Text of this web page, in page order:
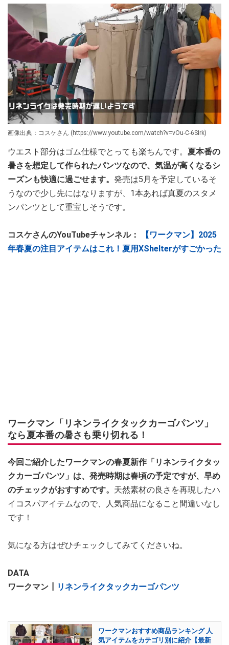
画像出典：コスケさん (https://www.youtube.com/watch?v=vOu-C-6SIrk)
ウエスト部分はゴム仕様でとっても楽ちんです。 夏本番の
暑さを想定して作られたパンツなので、気温が高くなるシ
ーズンも快適に過ごせます。 発売は5月を予定しているそ
うなので少し先にはなりますが、1本あれば真夏のスタメ
ンパンツとして重宝しそうです。
コスケさんのYouTubeチャンネル：
【ワークマン】2025
年春夏の注目アイテムはこれ！夏用XShelterがすごかった
ワークマン「リネンライクタックカーゴパンツ」
なら夏本番の暑さも乗り切れる！
今回ご紹介したワークマンの春夏新作「リネンライクタッ
クカーゴパンツ」は、発売時期は春頃の予定ですが、早め
のチェックがおすすめです。 天然素材の良さを再現したハ
イコスパアイテムなので、人気商品になること間違いなし
です！
気になる方はぜひチェックしてみてくださいね。
DATA
ワークマン┃
リネンライクタックカーゴパンツ
ワークマンおすすめ商品ランキング 人
気アイテムをカテゴリ別に紹介【最新